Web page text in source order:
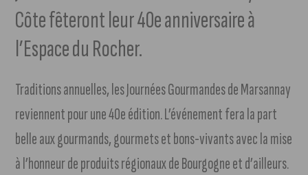
Côte fêteront leur 40e anniversaire à
l’Espace du Rocher.
Traditions annuelles, les Journées Gourmandes de Marsannay
reviennent pour une 40e édition. L’événement fera la part
belle aux gourmands, gourmets et bons-vivants avec la mise
à l’honneur de produits régionaux de Bourgogne et d’ailleurs.